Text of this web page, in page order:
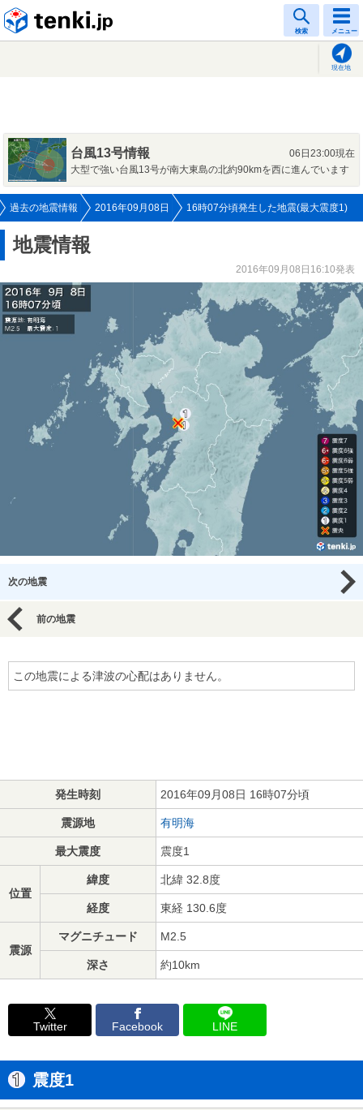
検索 メニュー
現在地
台風13号情報
06日23:00現在
大型で強い台風13号が南大東島の北約90kmを西に進んでいます
過去の地震情報 2016年09月08日 16時07分頃発生した地震(最大震度1)
地震情報
2016年09月08日16:10発表
次の地震
前の地震
この地震による津波の心配はありません。
発生時刻 2016年09月08日 16時07分頃
震源地 有明海
最大震度 震度1
位置
緯度 北緯 32.8度
経度 東経 130.6度
震源
マグニチュード M2.5
深さ 約10km
Twitter Facebook LINE
震度1